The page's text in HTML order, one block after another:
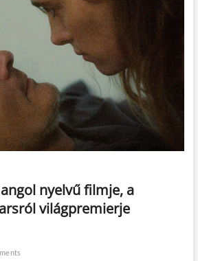
nyelvű filmje, a
világpremierje